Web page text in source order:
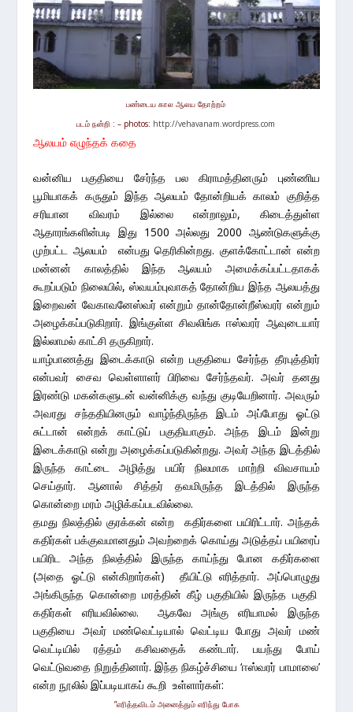
பண்டைய கால ஆலய தோற்றம்
படம் நன்றி : – photos: http://vehavanam.wordpress.com
ஆலயம் எழுந்தக் கதை
வன்னிய பகுதியை சேர்ந்த பல கிராமத்தினரும் புண்ணிய
பூமியாகக் கருதும் இந்த ஆலயம் தோன்றியக் காலம் குறித்த
சரியான விவரம் இல்லை என்றாலும், கிடைத்துள்ள
ஆதாரங்களின்படி இது 1500 அல்லது 2000 ஆண்டுகளுக்கு
முற்பட்ட ஆலயம் என்பது தெரிகின்றது. குளக்கோட்டான் என்ற
மன்னன் காலத்தில் இந்த ஆலயம் அமைக்கப்பட்டதாகக்
கூறப்படும் நிலையில், ஸ்வயம்புவாகத் தோன்றிய இந்த ஆலயத்து
இறைவன் வேகாவனேஸ்வர் என்றும் தான்தோன்றீஸ்வரர் என்றும்
அழைக்கப்படுகிறார். இங்குள்ள சிவலிங்க ஈஸ்வரர் ஆவுடையார்
இல்லாமல் காட்சி தருகிறார்.
யாழ்பாணத்து இடைக்காடு என்ற பகுதியை சேர்ந்த தீரபுத்திரர்
என்பவர் சைவ வெள்ளாளர் பிரிவை சேர்ந்தவர். அவர் தனது
இரண்டு மகன்களுடன் வன்னிக்கு வந்து குடியேறினார். அவரும்
அவரது சந்ததியினரும் வாழ்ந்திருந்த இடம் அப்போது ஓட்டு
சுட்டான் என்றக் காட்டுப் பகுதியாகும். அந்த இடம் இன்று
இடைக்காடு என்று அழைக்கப்படுகின்றது. அவர் அந்த இடத்தில்
இருந்த காட்டை அழித்து பயிர் நிலமாக மாற்றி விவசாயம்
செய்தார். ஆனால் சித்தர் தவமிருந்த இடத்தில் இருந்த
கொன்றை மரம் அழிக்கப்படவில்லை.
தமது நிலத்தில் குரக்கன் என்ற கதிர்களை பயிரிட்டார். அந்தக்
கதிர்கள் பக்குவமானதும் அவற்றைக் கொய்து அடுத்தப் பயிரைப்
பயிரிட அந்த நிலத்தில் இருந்த காய்ந்து போன கதிர்களை
(அதை ஓட்டு என்கிறார்கள்) தீயிட்டு எரித்தார். அப்பொழுது
அங்கிருந்த கொன்றை மரத்தின் கீழ் பகுதியில் இருந்த பகுதி
கதிர்கள் எரியவில்லை. ஆகவே அங்கு எரியாமல் இருந்த
பகுதியை அவர் மண்வெட்டியால் வெட்டிய போது அவர் மண்
வெட்டியில் ரத்தம் கசிவதைக் கண்டார். பயந்து போய்
வெட்டுவதை நிறுத்தினார். இந்த நிகழ்ச்சியை ‘ஈஸ்வரர் பாமாலை’
என்ற நூலில் இப்படியாகப் கூறி உள்ளார்கள்:
”எரித்தவிடம் அனைத்தும் எரிந்து போக